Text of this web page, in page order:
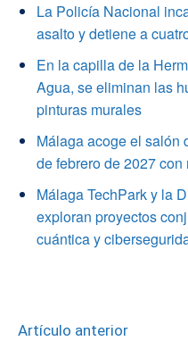
La Policía Nacional
asalto y detiene a
En la capilla de la
Agua, se eliminan las
pinturas murales
Málaga acoge el salón
de febrero de 2027
Málaga TechPark y la
exploran proyectos
cuántica y
Artículo anterior